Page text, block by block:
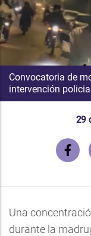
Convocatoria de
intervención
29
Una
durante la